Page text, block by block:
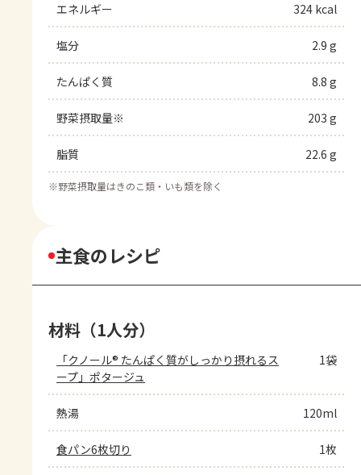
エネルギー 324 kcal
塩分 2.9 g
たんぱく質 8.8 g
野菜摂取量※ 203 g
脂質 22.6 g
※野菜摂取量はきのこ類・いも類を除く
主食のレシピ
材料（1人分）
「クノール® たんぱく質がしっかり摂れるス
ープ」ポタージュ
1袋
熱湯 120ml
食パン6枚切り 1枚